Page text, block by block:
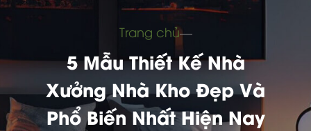
Trang chủ―
5 Mẫu Thiết Kế Nhà
Xưởng Nhà Kho Đẹp Và
Phổ Biến Nhất Hiện Nay